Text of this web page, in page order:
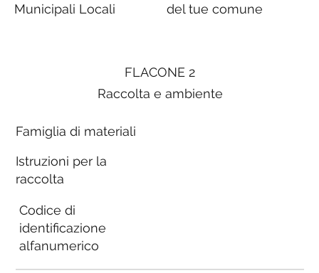
FLACONE 2
Raccolta e ambiente
Famiglia di materiali
Istruzioni per la
raccolta
Codice di
identificazione
alfanumerico
Municipali Locali
del tue comune